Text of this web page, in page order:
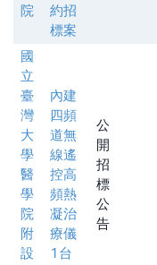
院
約招
標案
國
立
臺
灣
大
學
醫
學
院
附
設
內建
四頻
道無
線遙
控高
頻熱
凝治
療儀
1台
公
開
招
標
公
告